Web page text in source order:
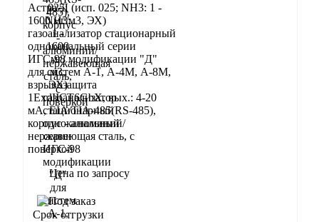
Астра-Д (исп. 025; NН3: 1 -
1600 мг/м3, ЭХ)
газоанализатор стационарный
одноканальный серии
ИГС-98 модификации "Д"
для систем А-1, А-4М, А-8М,
взрывозащита
1ExdIIСT6GbX, вых.: 4-20
мА, EIA/TIA-485(RS-485),
корпус - алюминий/
нержавеющая сталь, с
поверкой
Цена по запросу
Срок отгрузки